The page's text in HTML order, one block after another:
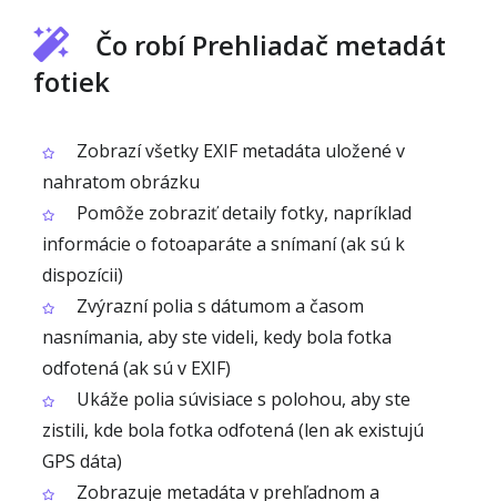
Čo robí Prehliadač metadát
fotiek
Zobrazí všetky EXIF metadáta uložené v
nahratom obrázku
Pomôže zobraziť detaily fotky, napríklad
informácie o fotoaparáte a snímaní (ak sú k
dispozícii)
Zvýrazní polia s dátumom a časom
nasnímania, aby ste videli, kedy bola fotka
odfotená (ak sú v EXIF)
Ukáže polia súvisiace s polohou, aby ste
zistili, kde bola fotka odfotená (len ak existujú
GPS dáta)
Zobrazuje metadáta v prehľadnom a